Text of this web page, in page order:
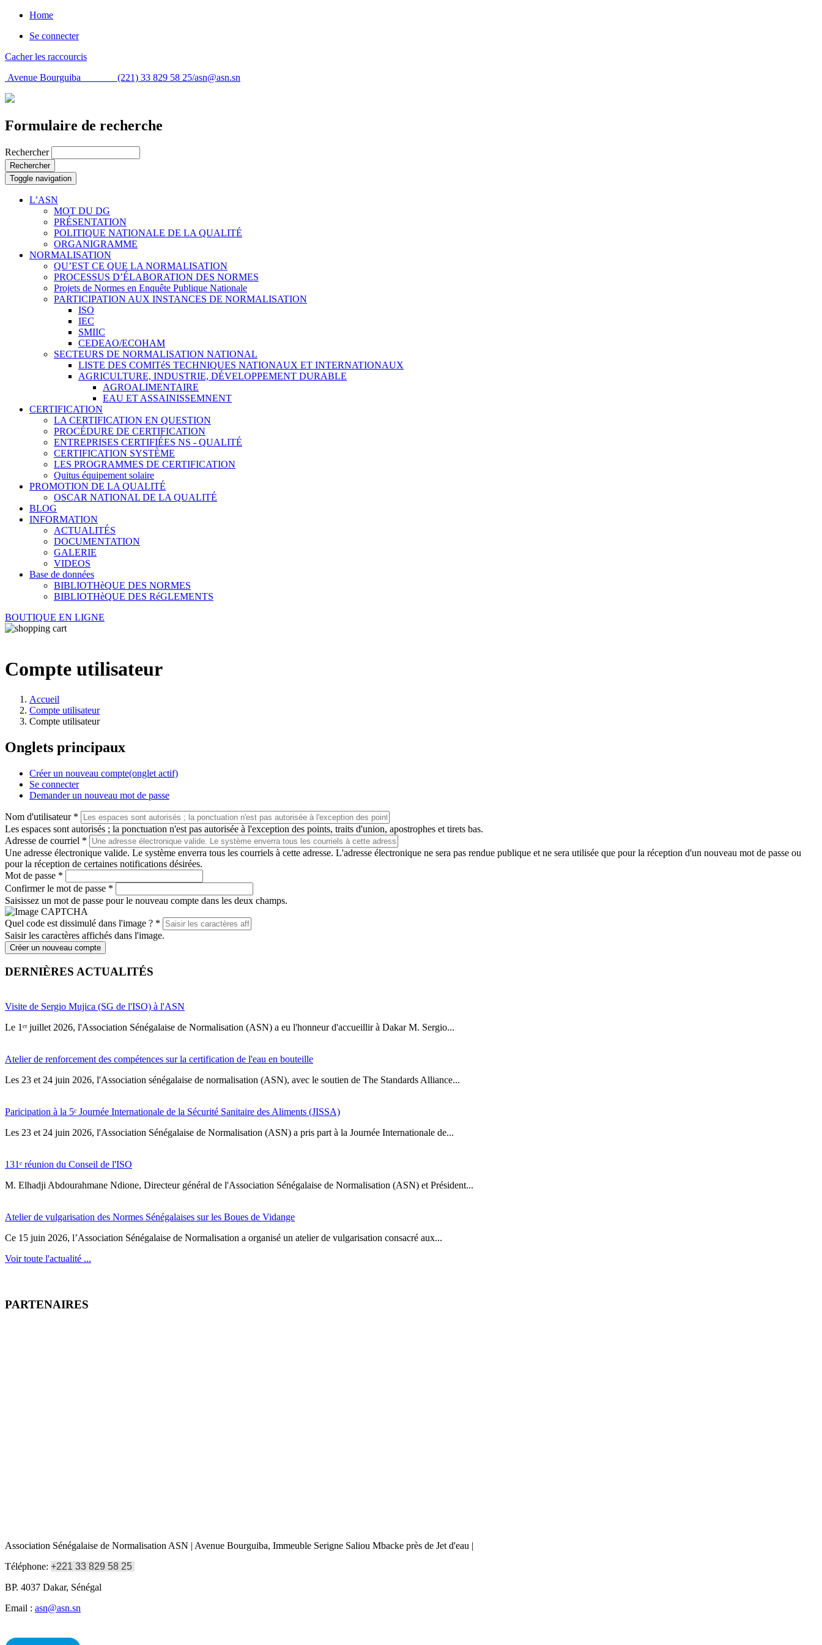
Home
Se connecter
Cacher les raccourcis
Avenue Bourguiba (221) 33 829 58 25/asn@asn.sn
Formulaire de recherche
Rechercher
Rechercher
Toggle navigation
L’ASN
MOT DU DG
PRÉSENTATION
POLITIQUE NATIONALE DE LA QUALITÉ
ORGANIGRAMME
NORMALISATION
QU’EST CE QUE LA NORMALISATION
PROCESSUS D’ÉLABORATION DES NORMES
Projets de Normes en Enquête Publique Nationale
PARTICIPATION AUX INSTANCES DE NORMALISATION
ISO
IEC
SMIIC
CEDEAO/ECOHAM
SECTEURS DE NORMALISATION NATIONAL
LISTE DES COMITéS TECHNIQUES NATIONAUX ET INTERNATIONAUX
AGRICULTURE, INDUSTRIE, DÉVELOPPEMENT DURABLE
AGROALIMENTAIRE
EAU ET ASSAINISSEMNENT
CERTIFICATION
LA CERTIFICATION EN QUESTION
PROCÉDURE DE CERTIFICATION
ENTREPRISES CERTIFIÉES NS - QUALITÉ
CERTIFICATION SYSTÈME
LES PROGRAMMES DE CERTIFICATION
Quitus équipement solaire
PROMOTION DE LA QUALITÉ
OSCAR NATIONAL DE LA QUALITÉ
BLOG
INFORMATION
ACTUALITÉS
DOCUMENTATION
GALERIE
VIDEOS
Base de données
BIBLIOTHèQUE DES NORMES
BIBLIOTHèQUE DES RéGLEMENTS
BOUTIQUE EN LIGNE
Compte utilisateur
Accueil
Compte utilisateur
Compte utilisateur
Onglets principaux
Créer un nouveau compte(onglet actif)
Se connecter
Demander un nouveau mot de passe
Nom d'utilisateur *
Les espaces sont autorisés ; la ponctuation n'est pas autorisée à l'exception des points, traits d'union, apostrophes et tirets bas.
Adresse de courriel *
Une adresse électronique valide. Le système enverra tous les courriels à cette adresse. L'adresse électronique ne sera pas rendue publique et ne sera utilisée que pour la réception d'un nouveau mot de passe ou
pour la réception de certaines notifications désirées.
Mot de passe *
Confirmer le mot de passe *
Saisissez un mot de passe pour le nouveau compte dans les deux champs.
Quel code est dissimulé dans l'image ? *
Saisir les caractères affichés dans l'image.
Créer un nouveau compte
DERNIÈRES ACTUALITÉS
Visite de Sergio Mujica (SG de l'ISO) à l'ASN
Le 1ᵉʳ juillet 2026, l'Association Sénégalaise de Normalisation (ASN) a eu l'honneur d'accueillir à Dakar M. Sergio...
Atelier de renforcement des compétences sur la certification de l'eau en bouteille
Les 23 et 24 juin 2026, l'Association sénégalaise de normalisation (ASN), avec le soutien de The Standards Alliance...
Paricipation à la 5ᵉ Journée Internationale de la Sécurité Sanitaire des Aliments (JISSA)
‎Les 23 et 24 juin 2026, l'Association Sénégalaise de Normalisation (ASN) a pris part à la Journée Internationale de...
131ᵉ réunion du Conseil de l'ISO
M. Elhadji Abdourahmane Ndione, Directeur général de l'Association Sénégalaise de Normalisation (ASN) et Président...
Atelier de vulgarisation des Normes Sénégalaises sur les Boues de Vidange
Ce 15 juin 2026, l’Association Sénégalaise de Normalisation a organisé un atelier de vulgarisation consacré aux...
Voir toute l'actualité ...
PARTENAIRES
Association Sénégalaise de Normalisation ASN | Avenue Bourguiba, Immeuble Serigne Saliou Mbacke près de Jet d'eau |
Téléphone: +221 33 829 58 25
BP. 4037 Dakar, Sénégal
Email : asn@asn.sn